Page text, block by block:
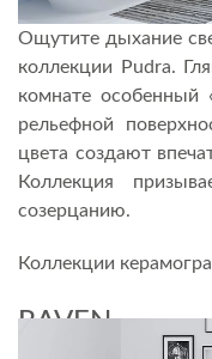
Ощутите дыхание
коллекции Pudra.
комнате особенный
рельефной
цвета создают
Коллекция
созерцанию.
Коллекции
RAVEN